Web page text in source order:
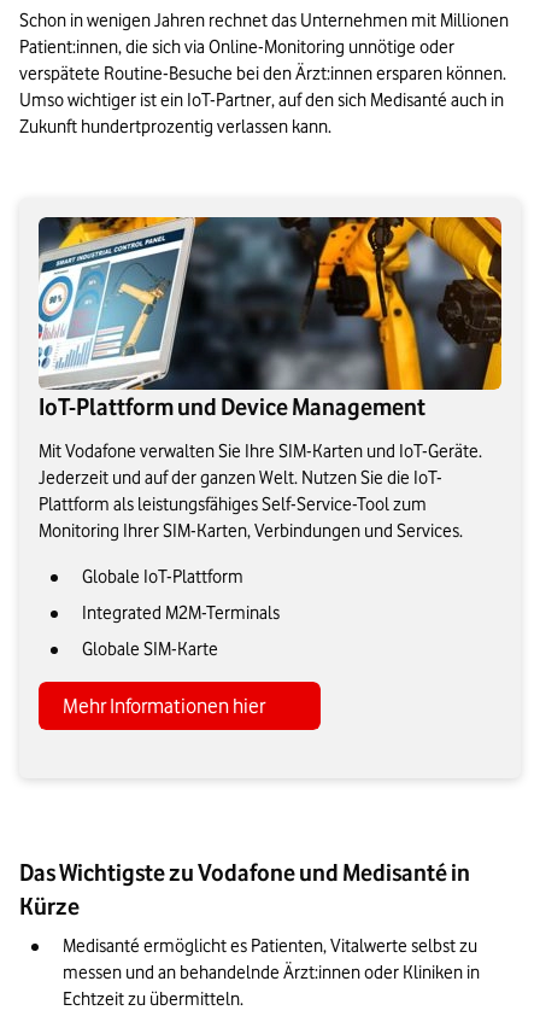
Schon in wenigen Jahren rechnet das Unternehmen mit Millionen
Patient:innen, die sich via Online-Monitoring unnötige oder
verspätete Routine-Besuche bei den Ärzt:innen ersparen können.
Umso wichtiger ist ein IoT-Partner, auf den sich Medisanté auch in
Zukunft hundertprozentig verlassen kann.
IoT-Plattform und Device Management
Mit Vodafone verwalten Sie Ihre SIM-Karten und IoT-Geräte.
Jederzeit und auf der ganzen Welt. Nutzen Sie die IoT-
Plattform als leistungsfähiges Self-Service-Tool zum
Monitoring Ihrer SIM-Karten, Verbindungen und Services.
Globale IoT-Plattform
Integrated M2M-Terminals
Globale SIM-Karte
Mehr Informationen hier
Das Wichtigste zu Vodafone und Medisanté in
Kürze
Medisanté ermöglicht es Patienten, Vitalwerte selbst zu
messen und an behandelnde Ärzt:innen oder Kliniken in
Echtzeit zu übermitteln.